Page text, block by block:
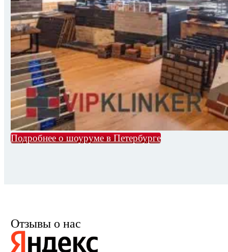
Подробнее о шоуруме в Петербурге
Отзывы о нас